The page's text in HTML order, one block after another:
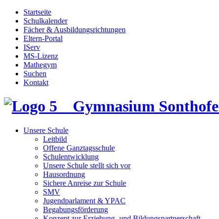
Startseite
Schulkalender
Fächer & Ausbildungsrichtungen
Eltern-Portal
IServ
MS-Lizenz
Mathegym
Suchen
Kontakt
Gymnasium
Unsere Schule
Leitbild
Offene Ganztagsschule
Schulentwicklung
Unsere Schule stellt sich vor
Hausordnung
Sichere Anreise zur Schule
SMV
Jugendparlament & YPAC
Begabungsförderung